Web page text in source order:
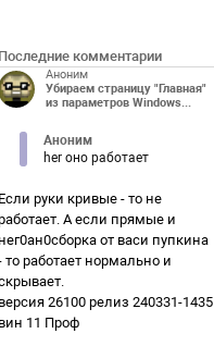
Последние комментарии
Аноним
Убираем страницу "Главная"
из параметров Windows...
Аноним
her оно работает
Если руки кривые - то не
А если прямые и
нег0ан0сборка от васи пупкина
то работает нормально и
версия 26100 релиз 240331-1435
вин 11 Проф